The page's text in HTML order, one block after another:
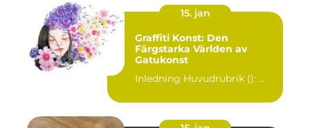
15. jan
Graffiti Konst: Den
Färgstarka Världen av
Gatukonst
Inledning Huvudrubrik (): ...